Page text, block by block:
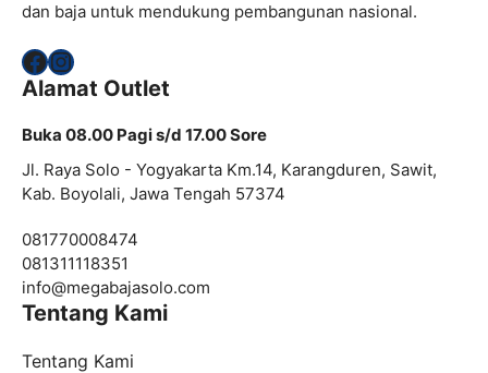
dan baja untuk mendukung pembangunan nasional.
Facebook
Instagram
Alamat Outlet
Buka 08.00 Pagi s/d 17.00 Sore
Jl. Raya Solo - Yogyakarta Km.14, Karangduren, Sawit,
Kab. Boyolali, Jawa Tengah 57374
081770008474
081311118351
info@megabajasolo.com
Tentang Kami
Tentang Kami